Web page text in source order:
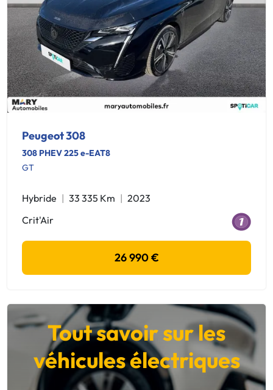
Peugeot 308
308 PHEV 225 e-EAT8
GT
Hybride 33 335 Km
2023
Crit'Air
26 990 €
Tout savoir sur les
véhicules électriques